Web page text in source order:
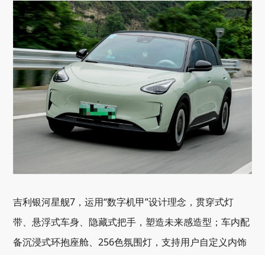
吉利银河星舰7，运用“数字机甲”设计理念，贯穿式灯
带、悬浮式车身、隐藏式把手，塑造未来感造型；车内配
备沉浸式环抱座舱、256色氛围灯，支持用户自定义内饰